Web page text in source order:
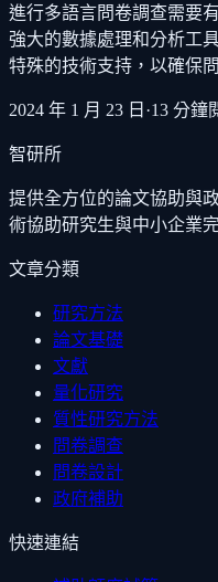
進行多語言問卷調查需要
強大的數據處理和分析工
特殊的技術支持，以確保
2024 年 1 月 23 日 ·13 分鐘
智研所
提供全方位的論文協助與
術協助研究生與中小企業
文章分類
研究方法
論文基礎
文獻
量化研究
質性研究方法
問卷調查
問卷設計
政府補助
快速連結